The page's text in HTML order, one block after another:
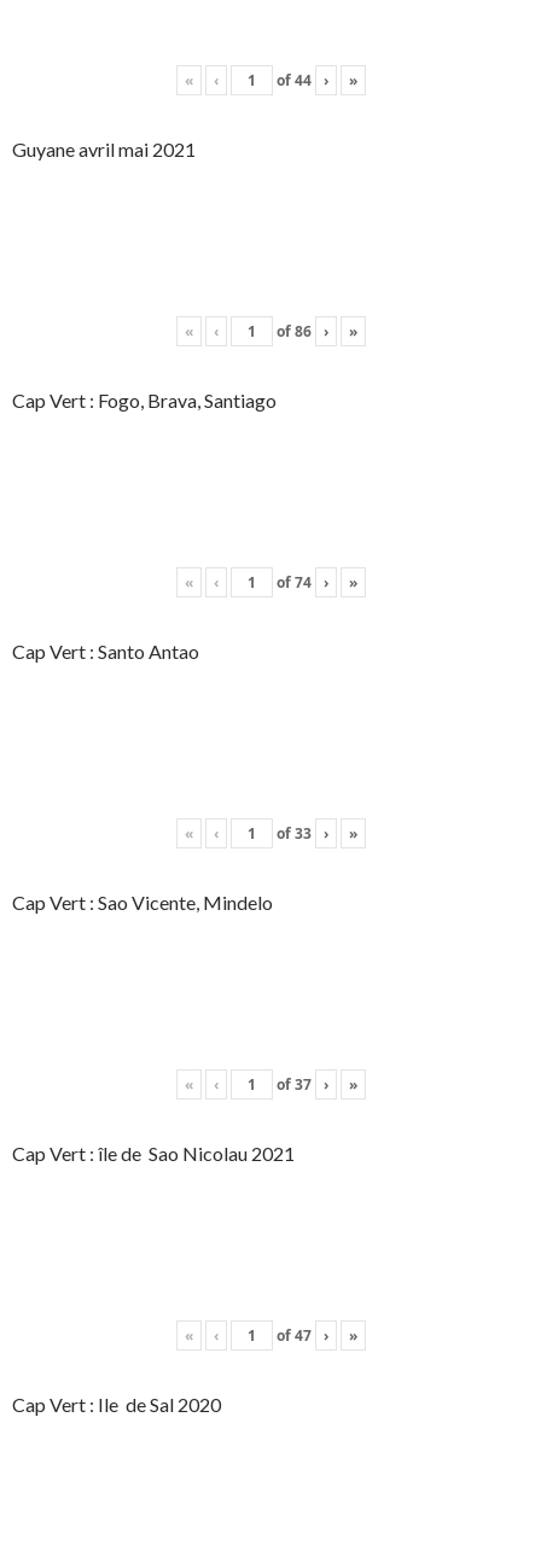
« ‹ of44 › »
Guyane avril mai 2021
« ‹ of86 › »
Cap Vert : Fogo, Brava, Santiago
« ‹ of74 › »
Cap Vert : Santo Antao
« ‹ of33 › »
Cap Vert : Sao Vicente, Mindelo
« ‹ of37 › »
Cap Vert : île de Sao Nicolau 2021
« ‹ of47 › »
Cap Vert : Ile de Sal 2020